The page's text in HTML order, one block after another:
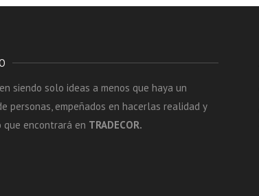
siendo solo ideas a menos que haya un
personas, empeñados en hacerlas realidad y
encontrará en TRADECOR.